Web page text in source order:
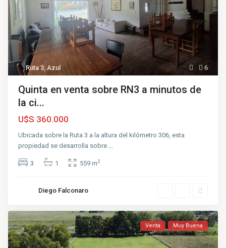
6
Ruta 3 Azul
Quinta en venta sobre RN3 a minutos de
la ci...
U$S 360.000
Ubicada sobre la Ruta 3 a la altura del kilómetro 306, esta
propiedad se desarrolla sobre
3 1 559 m2
Diego Falconaro
Venta Muy Buena